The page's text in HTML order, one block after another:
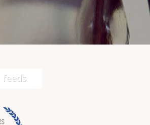
feeds